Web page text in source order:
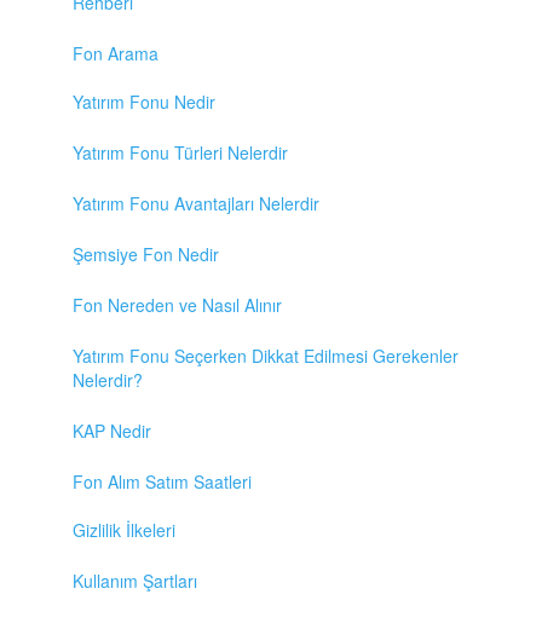
Fon Arama
Yatırım Fonu Nedir
Yatırım Fonu Türleri Nelerdir
Yatırım Fonu Avantajları Nelerdir
Şemsiye Fon Nedir
Fon Nereden ve Nasıl Alınır
Yatırım Fonu Seçerken Dikkat Edilmesi Gerekenler
Nelerdir?
KAP Nedir
Fon Alım Satım Saatleri
Gizlilik İlkeleri
Kullanım Şartları